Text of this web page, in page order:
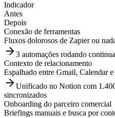
Indicador
Antes
Depois
Conexão de ferramentas
Fluxos dolorosos de Zapier ou
3 automações rodando
Contexto de relacionamento
Espalhado entre Gmail, Calendar
Unificado no Notion com
sincronizados
Onboarding do parceiro comercial
Briefings manuais e busca por